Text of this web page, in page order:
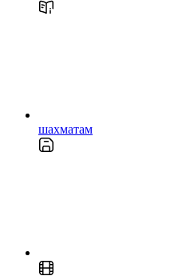
шахматам